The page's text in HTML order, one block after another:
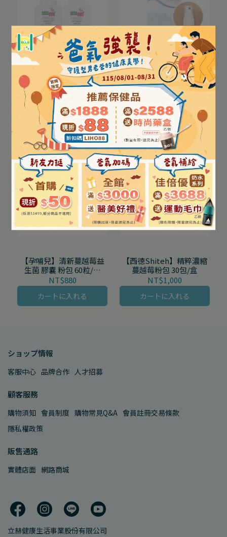
【seba med 施巴】5.5護
潔露 (一般型PH3.8/黃金女
郎PH6.8) 200mL/瓶
NT$420
在庫なし
【奇力素】私密防禦護理
噴劑 30mL/盒【此商品無
法網路訂購，歡迎洽詢】
NT$300
在庫なし
【孕哺兒】清新蔓越莓益
生菌 膠囊 粉包 60粒/盒
3g*24包/盒
NT$880
カートに入れる
【西德Shiteh】精粹濃縮
蔓越莓粉包 30包/盒
NT$1,000
カートに入れる
ショップ情報
客服中心 品牌合作 人才招募
顧客服務
購物須知 會員制度 購物常見Q&A 會員註冊交易條款
隱私權政策
販售通路
實體店面 網路商城
立赫健康生活事業股份有限公司